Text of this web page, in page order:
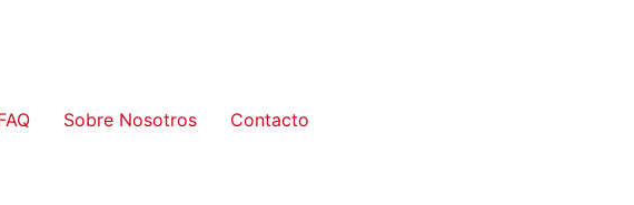
Sobre Nosotros Contacto